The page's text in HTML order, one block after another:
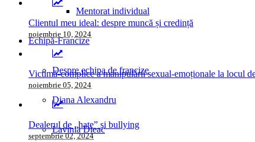
Mentorat individual
Echipă-Francize
Despre echipa de francize
Diana Alexandru
Lavinia Dieac
Clientul meu ideal: despre muncă și credință
noiembrie 10, 2024
Victimă-complice a manipulării sexual-emoționale la locul
noiembrie 05, 2024
Dealerul de „hate” și bullying
septembrie 02, 2024